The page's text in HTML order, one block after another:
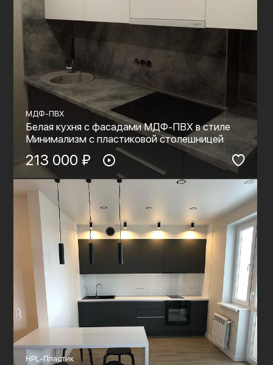
МДФ-ПВХ
Белая кухня с фасадами МДФ-ПВХ в стиле
Минимализм с пластиковой столешницей
213 000 ₽
HPL-Пластик